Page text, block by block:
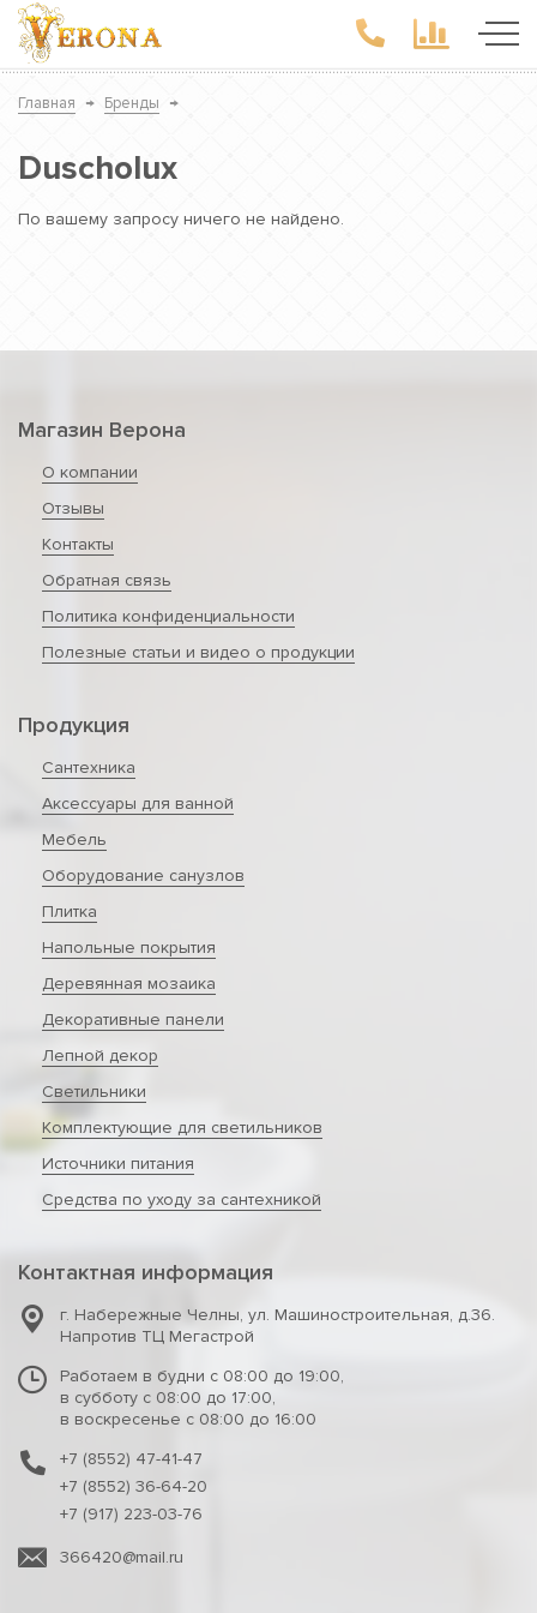
Главная → Бренды →
Duscholux
По вашему запросу ничего не найдено.
Магазин Верона
О компании
Отзывы
Контакты
Обратная связь
Политика конфиденциальности
Полезные статьи и видео о продукции
Продукция
Сантехника
Аксессуары для ванной
Мебель
Оборудование санузлов
Плитка
Напольные покрытия
Деревянная мозаика
Декоративные панели
Лепной декор
Светильники
Комплектующие для светильников
Источники питания
Средства по уходу за сантехникой
Контактная информация
г. Набережные Челны, ул. Машиностроительная, д.36.
Напротив ТЦ Мегастрой
Работаем в будни с 08:00 до 19:00,
в субботу с 08:00 до 17:00,
в воскресенье с 08:00 до 16:00
+7 (8552) 47-41-47
+7 (8552) 36-64-20
+7 (917) 223-03-76
366420@mail.ru